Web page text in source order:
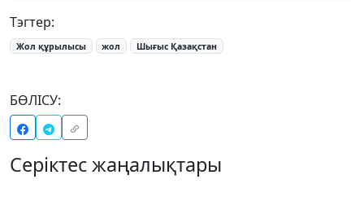
Тэгтер:
Жол құрылысы жол Шығыс Қазақстан
БӨЛІСУ:
Серіктес жаңалықтары